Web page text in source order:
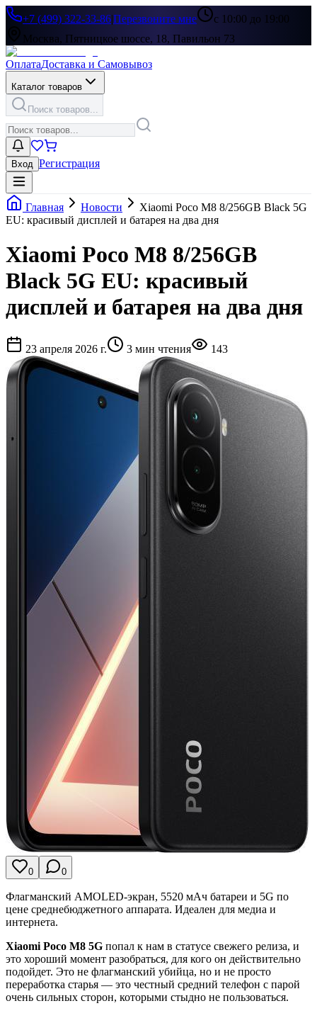
+7 (499) 322-33-86|Перезвоните мне
с 10:00 до 19:00
Москва, Пятницкое шоссе, 18, Павильон 73
ОплатаДоставка и Самовывоз
Каталог товаров
Поиск товаров...
Вход Регистрация
Главная Новости
Xiaomi Poco M8 8/256GB Black 5G
EU: красивый дисплей и батарея на два дня
Xiaomi Poco M8 8/256GB
Black 5G EU: красивый
дисплей и батарея на два дня
23 апреля 2026 г. 3 мин чтения 143
0 0
Флагманский AMOLED-экран, 5520 мАч батареи и 5G по
цене среднебюджетного аппарата. Идеален для медиа и
интернета.
Xiaomi Poco M8 5G попал к нам в статусе свежего релиза, и
это хороший момент разобраться, для кого он действительно
подойдет. Это не флагманский убийца, но и не просто
переработка старья — это честный средний телефон с парой
очень сильных сторон, которыми стыдно не пользоваться.